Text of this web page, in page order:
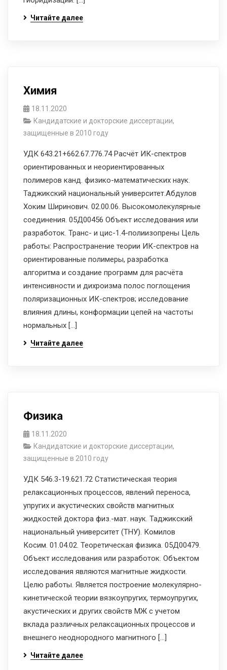
Читайте далее
Химия
18.11.2020
Кандидатские и докторские диссертации,
защищенные в 2010 году
УДК 643.21+662.67.776.74 Расчёт ИК-спектров
ориентированных и неориентированных
полимеров канд. физико-математических наук.
Таджикский национальный университет.Абдулов
Хоким Ширинович. 02.00.06. Высокомолекулярные
соединения. 05Д00456 Объект исследования или
разработок. Транс- и цис-1.4-полиизопрены Цель
работы: Распространение теории ИК-спектров на
ориентированные полимеры, разработка
алгоритма и создание программ для расчёта
интенсивности и дихроизма полос поглощения
поляризационных ИК-спектров; исследование
влияния длины, конформации цепей на частоты
нормальных […]
Читайте далее
Физика
18.11.2020
Кандидатские и докторские диссертации,
защищенные в 2010 году
УДК 546.3-19.621.72 Статистическая теория
релаксационных процессов, явлений переноса,
упругих и акустических свойств магнитных
жидкостей доктора физ.-мат. наук. Таджикский
национальный университет (ТНУ). Комилов
Косим. 01.04.02. Теоретическая физика. 05Д00479.
Объект исследования или разработок. Объектом
исследования являются магнитные жидкости.
Целю работы. Является построение молекулярно-
кинетической теории вязкоупругих, термоупругих,
акустических и других свойств МЖ с учетом
вклада различных релаксационных процессов и
внешнего неоднородного магнитного […]
Читайте далее